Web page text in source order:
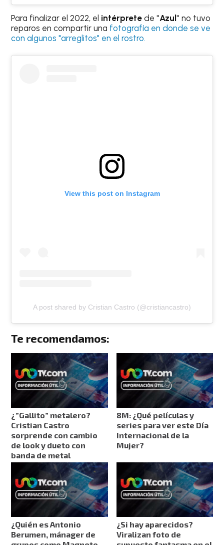
Para finalizar el 2022, el intérpretede"Azul"no tuvo
reparos en compartir una fotografía en donde se ve
con algunos "arreglitos" en el rostro.
View this post on Instagram
A post shared by Cristian Castro (@cristiancastro)
Te recomendamos:
¿”Gallito” metalero?
Cristian Castro
sorprende con cambio
de look y dueto con
banda de metal
8M: ¿Qué películas y
series para ver este Día
Internacional de la
Mujer?
¿Quién es Antonio
Berumen, mánager de
¿Si hay aparecidos?
Viralizan foto de